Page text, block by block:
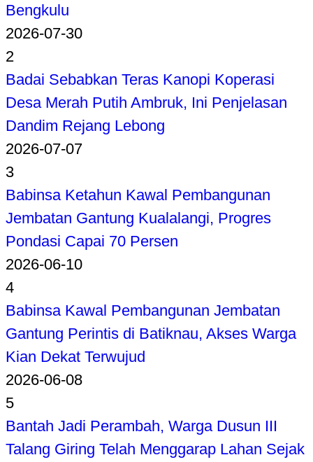
Bengkulu
2026-07-30
2
Badai Sebabkan Teras Kanopi Koperasi
Desa Merah Putih Ambruk, Ini Penjelasan
Dandim Rejang Lebong
2026-07-07
3
Babinsa Ketahun Kawal Pembangunan
Jembatan Gantung Kualalangi, Progres
Pondasi Capai 70 Persen
2026-06-10
4
Babinsa Kawal Pembangunan Jembatan
Gantung Perintis di Batiknau, Akses Warga
Kian Dekat Terwujud
2026-06-08
5
Bantah Jadi Perambah, Warga Dusun III
Talang Giring Telah Menggarap Lahan Sejak